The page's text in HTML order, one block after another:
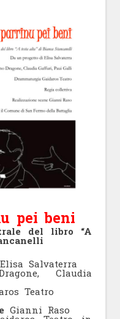
pei beni
del libro “A
Salvaterra
Claudia
Teatro
Gianni Raso